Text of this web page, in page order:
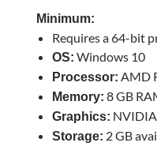
Minimum:
Requires a 64-bit
OS: Windows 10
Processor: AMD
Memory: 8 GB
Graphics:
Storage: 2 GB